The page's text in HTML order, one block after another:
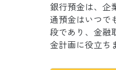
銀行預金は、企
通預金はいつで
段であり、金融
金計画に役立ち